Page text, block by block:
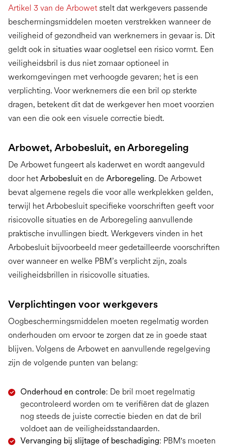
Artikel 3 van de Arbowet stelt dat werkgevers passende
beschermingsmiddelen moeten verstrekken wanneer de
veiligheid of gezondheid van werknemers in gevaar is. Dit
geldt ook in situaties waar oogletsel een risico vormt. Een
veiligheidsbril is dus niet zomaar optioneel in
werkomgevingen met verhoogde gevaren; het is een
verplichting. Voor werknemers die een bril op sterkte
dragen, betekent dit dat de werkgever hen moet voorzien
van een die ook een visuele correctie biedt.
Arbowet, Arbobesluit, en Arboregeling
De Arbowet fungeert als kaderwet en wordt aangevuld
door het Arbobesluit en de Arboregeling. De Arbowet
bevat algemene regels die voor alle werkplekken gelden,
terwijl het Arbobesluit specifieke voorschriften geeft voor
risicovolle situaties en de Arboregeling aanvullende
praktische invullingen biedt. Werkgevers vinden in het
Arbobesluit bijvoorbeeld meer gedetailleerde voorschriften
over wanneer en welke PBM’s verplicht zijn, zoals
veiligheidsbrillen in risicovolle situaties.
Verplichtingen voor werkgevers
Oogbeschermingsmiddelen moeten regelmatig worden
onderhouden om ervoor te zorgen dat ze in goede staat
blijven. Volgens de Arbowet en aanvullende regelgeving
zijn de volgende punten van belang:
Onderhoud en controle: De bril moet regelmatig
gecontroleerd worden om te verifiëren dat de glazen
nog steeds de juiste correctie bieden en dat de bril
voldoet aan de veiligheidsstandaarden.
Vervanging bij slijtage of beschadiging: PBM's moeten